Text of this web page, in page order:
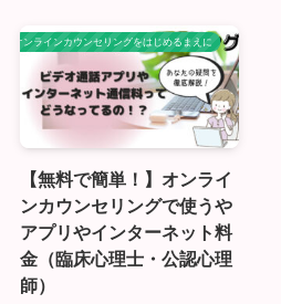
オンラインカウンセリングをはじめるまえに
【無料で簡単！】オンライ
ンカウンセリングで使うや
アプリやインターネット料
金（臨床心理士・公認心理
師）